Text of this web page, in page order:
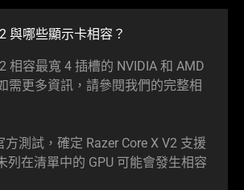
與哪些顯示卡相容？
相容最寬 4 插槽的 NVIDIA 和 AMD
需更多資訊，請參閱我們的完整相
測試，確定 Razer Core X V2 支援
列在清單中的 GPU 可能會發生相容